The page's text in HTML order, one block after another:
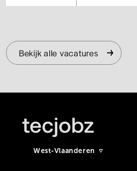
Bekijk alle vacatures
West-Vlaanderen